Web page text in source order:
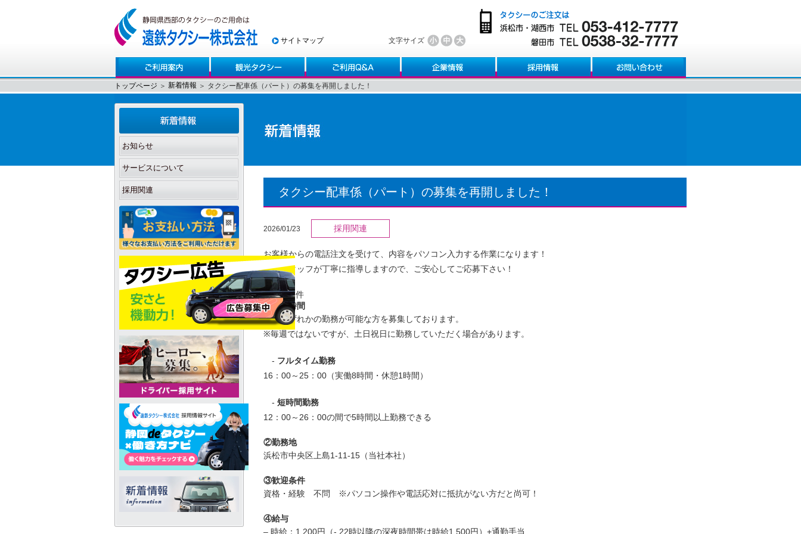
サイトマップ 文字サイズ
トップページ ＞ 新着情報 ＞ タクシー配車係（パート）の募集を再開しました！
お知らせ
サービスについて
採用関連 タクシー配車係（パート）の募集を再開しました！
2026/01/23 採用関連
お客様からの電話注文を受けて、内容をパソコン入力する作業になります！
当社スタッフが丁寧に指導しますので、ご安心してご応募下さい！
■ 募集条件
①勤務時間
次のいずれかの勤務が可能な方を募集しております。
※毎週ではないですが、土日祝日に勤務していただく場合があります。
- フルタイム勤務
16：00～25：00（実働8時間・休憩1時間）
- 短時間勤務
12：00～26：00の間で5時間以上勤務できる
②勤務地
浜松市中央区上島1-11-15（当社本社）
③歓迎条件
資格・経験 不問 ※パソコン操作や電話応対に抵抗がない方だと尚可！
④給与
– 時給：1,200円（- 22時以降の深夜時間帯は時給1,500円）+通勤手当